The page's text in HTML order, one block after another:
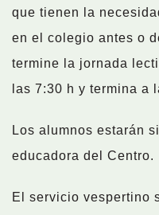
que tienen la
en el colegio antes o
termine la jornada
las 7:30 h y termina a
Los alumnos estarán
educadora del Centro.
El servicio vespertino